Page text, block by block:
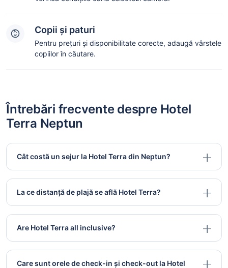
Copii și paturi
Pentru prețuri și disponibilitate corecte, adaugă vârstele
copiilor în căutare.
Întrebări frecvente despre Hotel
Terra Neptun
Cât costă un sejur la Hotel Terra din Neptun?
La ce distanță de plajă se află Hotel Terra?
Are Hotel Terra all inclusive?
Care sunt orele de check-in și check-out la Hotel